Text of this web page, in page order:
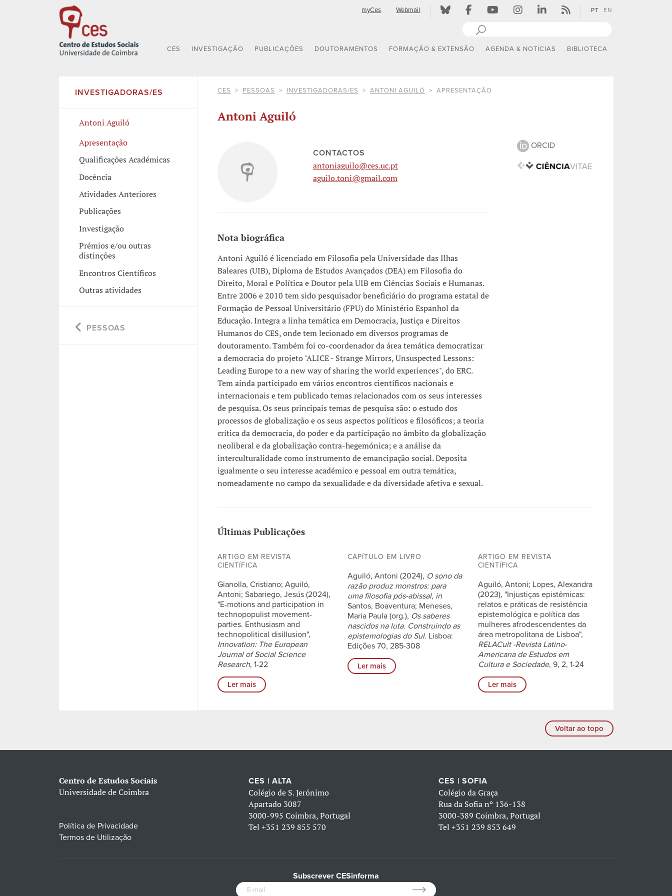
myCes Webmail PT EN
CES INVESTIGAÇÃO PUBLICAÇÕES DOUTORAMENTOS FORMAÇÃO & EXTENSÃO AGENDA & NOTÍCIAS BIBLIOTECA
INVESTIGADORAS/ES
Antoni Aguiló
Apresentação
Qualificações Académicas
Docência
Atividades Anteriores
Publicações
Investigação
Prémios e/ou outras
distinções
Encontros Científicos
Outras atividades
PESSOAS
CES PESSOAS INVESTIGADORAS/ES ANTONI AGUILÓ APRESENTAÇÃO
Antoni Aguiló
CONTACTOS
antoniaguilo@ces.uc.pt
aguilo.toni@gmail.com
Nota biográfica
Antoni Aguiló é licenciado em Filosofia pela Universidade das Ilhas
Baleares (UIB), Diploma de Estudos Avançados (DEA) em Filosofia do
Direito, Moral e Política e Doutor pela UIB em Ciências Sociais e Humanas.
Entre 2006 e 2010 tem sido pesquisador beneficiário do programa estatal de
Formação de Pessoal Universitário (FPU) do Ministério Espanhol da
Educação. Integra a linha temática em Democracia, Justiça e Direitos
Humanos do CES, onde tem lecionado em diversos programas de
doutoramento. Também foi co-coordenador da área temática democratizar
a democracia do projeto "ALICE - Strange Mirrors, Unsuspected Lessons:
Leading Europe to a new way of sharing the world experiences", do ERC.
Tem ainda participado em vários encontros científicos nacionais e
internacionais e tem publicado temas relacionados com os seus interesses
de pesquisa. Os seus principais temas de pesquisa são: o estudo dos
processos de globalização e os seus aspectos políticos e filosóficos; a teoria
crítica da democracia, do poder e da participação no âmbito da globalização
neoliberal e da globalização contra-hegemónica; e a análise da
interculturalidade como instrumento de emancipação social. Deposita
igualmente o seu interesse académico e pessoal em outra temática,
nomeadamente no campo da sexualidade e da diversidade afetiva e sexual.
ORCID
Últimas Publicações
ARTIGO EM REVISTA
CIENTÍFICA
Gianolla, Cristiano; Aguiló,
Antoni; Sabariego, Jesús (2024),
"E-motions and participation in
technopopulist movement-
parties. Enthusiasm and
technopolitical disillusion",
Innovation: The European
Journal of Social Science
Research, 1-22
Ler mais
CAPÍTULO EM LIVRO
Aguiló, Antoni (2024), O sono da
razão produz monstros: para
uma filosofia pós-abissal, in
Santos, Boaventura; Meneses,
Maria Paula (org.), Os saberes
nascidos na luta. Construindo as
epistemologias do Sul. Lisboa:
Edições 70, 285-308
Ler mais
ARTIGO EM REVISTA
CIENTÍFICA
Aguiló, Antoni; Lopes, Alexandra
(2023), "Injustiças epistêmicas:
relatos e práticas de resistência
epistemológica e política das
mulheres afrodescendentes da
área metropolitana de Lisboa",
RELACult -Revista Latino-
Americana de Estudos em
Cultura e Sociedade, 9, 2, 1-24
Ler mais
Voltar ao topo
Centro de Estudos Sociais
Universidade de Coimbra
Política de Privacidade
Termos de Utilização
CES | ALTA
Colégio de S. Jerónimo
Apartado 3087
3000-995 Coimbra, Portugal
Tel+351 239 855 570
CES | SOFIA
Colégio da Graça
Rua da Sofia nº 136-138
3000-389 Coimbra, Portugal
Tel +351 239 853 649
Subscrever CESinforma